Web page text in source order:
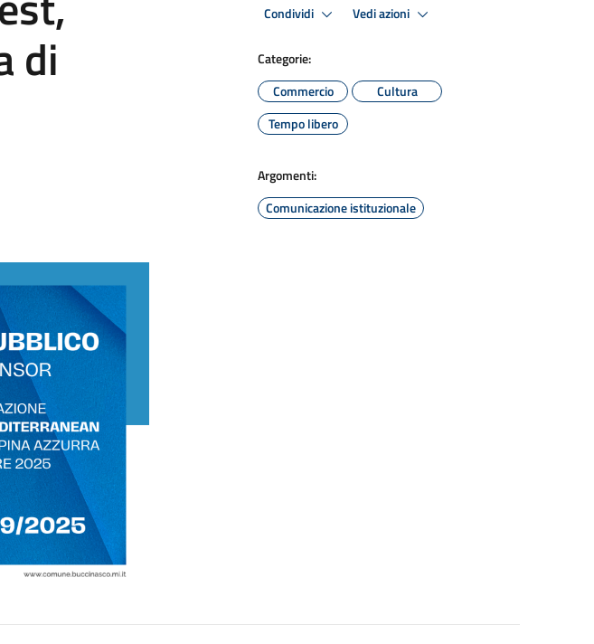
di
Condividi Vedi azioni
Categorie:
Commercio
Cultura
Tempo libero
Argomenti:
Comunicazione istituzionale